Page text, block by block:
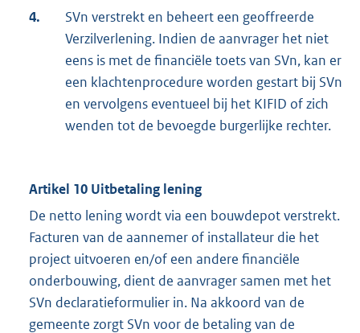
4.
SVn verstrekt en beheert een geoffreerde
Verzilverlening. Indien de aanvrager het niet
eens is met de financiële toets van SVn, kan er
een klachtenprocedure worden gestart bij SVn
en vervolgens eventueel bij het KIFID of zich
wenden tot de bevoegde burgerlijke rechter.
Artikel 10 Uitbetaling lening
De netto lening wordt via een bouwdepot verstrekt.
Facturen van de aannemer of installateur die het
project uitvoeren en/of een andere financiële
onderbouwing, dient de aanvrager samen met het
SVn declaratieformulier in. Na akkoord van de
gemeente zorgt SVn voor de betaling van de